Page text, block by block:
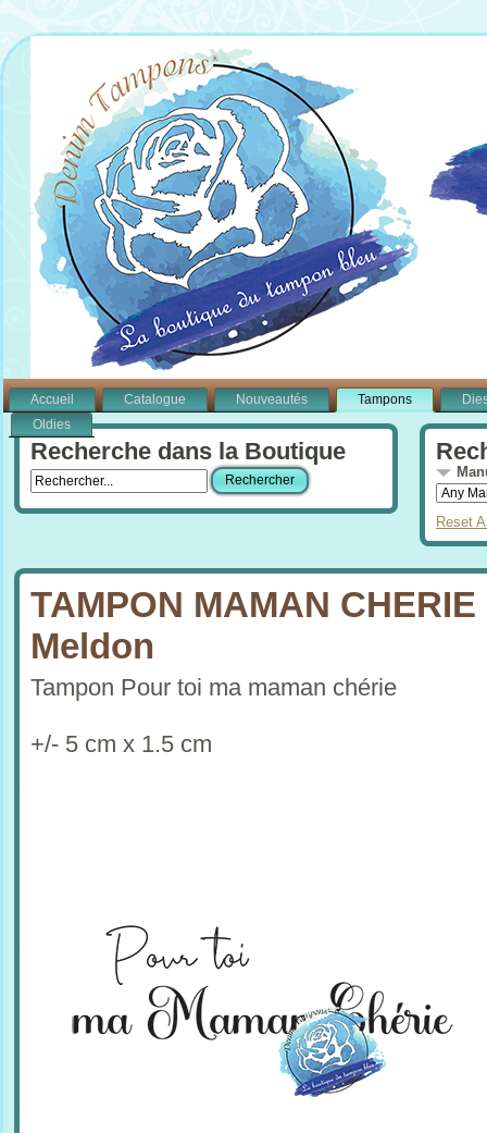
Accueil Catalogue Nouveautés Tampons
Oldies
Recherche dans la Boutique
Reset
TAMPON MAMAN
Meldon
Tampon Pour toi ma maman chérie
+/- 5 cm x 1.5 cm